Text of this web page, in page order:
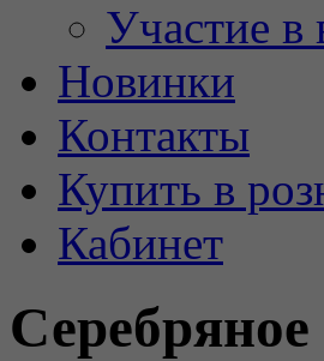
Участие в
Новинки
Контакты
Купить в
Кабинет